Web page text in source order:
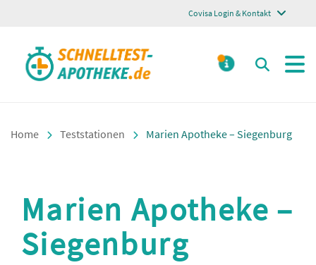
Covisa Login & Kontakt
Schnelltest Apotheke
Suchen
Home Teststationen Marien Apotheke – Siegenburg
Marien Apotheke –
Siegenburg